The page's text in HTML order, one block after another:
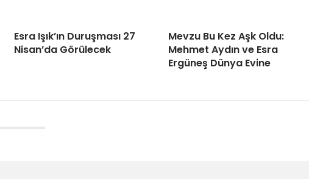
Esra Işık’ın Duruşması 27
Nisan’da Görülecek
Mevzu Bu Kez Aşk Oldu:
Mehmet Aydın ve Esra
Ergüneş Dünya Evine